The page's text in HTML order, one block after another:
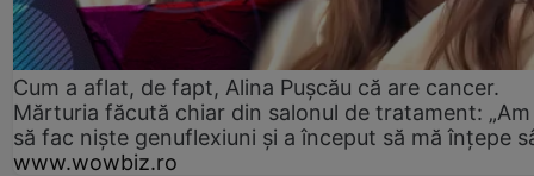
Cum a aflat, de fapt, Alina Pușcău că are cancer.
Mărturia făcută chiar din salonul de tratament:
să fac niște genuflexiuni și a început să mă înțepe
www.wowbiz.ro